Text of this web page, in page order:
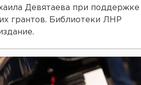
Девятаева при поддержке
грантов. Библиотеки ЛНР